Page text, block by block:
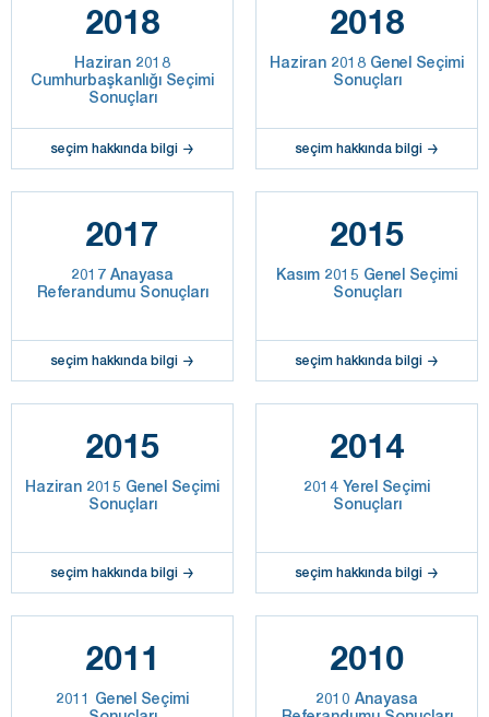
2018
Haziran 2018
Cumhurbaşkanlığı Seçimi
Sonuçları
seçim hakkında bilgi
2018
Haziran 2018 Genel Seçimi
Sonuçları
seçim hakkında bilgi
2017
2017 Anayasa
Referandumu Sonuçları
seçim hakkında bilgi
2015
Kasım 2015 Genel Seçimi
Sonuçları
seçim hakkında bilgi
2015
Haziran 2015 Genel Seçimi
Sonuçları
seçim hakkında bilgi
2014
2014 Yerel Seçimi
Sonuçları
seçim hakkında bilgi
2011
2011 Genel Seçimi
2010
2010 Anayasa